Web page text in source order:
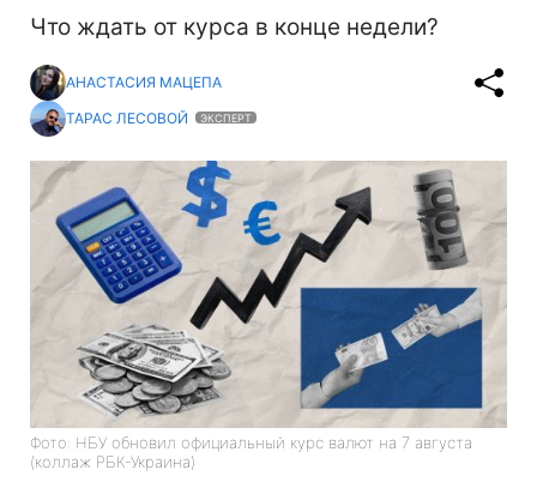
Что ждать от курса в конце недели?
АНАСТАСИЯ МАЦЕПА
ТАРАС ЛЕСОВОЙ
ЭКСПЕРТ
Фото: НБУ обновил официальный курс валют на 7 августа
(коллаж РБК-Украина)